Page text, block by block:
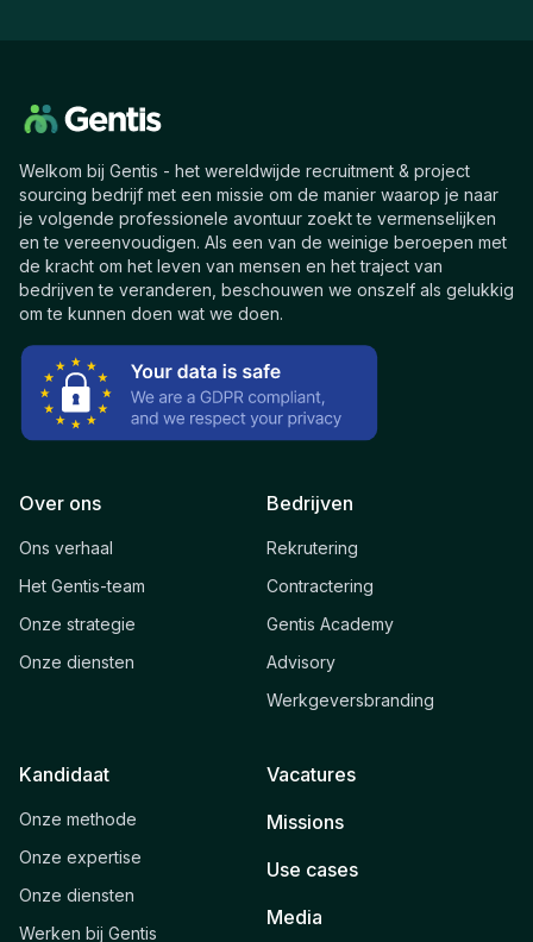
Welkom bij Gentis - het wereldwijde recruitment & project
sourcing bedrijf met een missie om de manier waarop je naar
je volgende professionele avontuur zoekt te vermenselijken
en te vereenvoudigen. Als een van de weinige beroepen met
de kracht om het leven van mensen en het traject van
bedrijven te veranderen, beschouwen we onszelf als gelukkig
om te kunnen doen wat we doen.
Over ons
Ons verhaal
Het Gentis-team
Onze strategie
Onze diensten
Bedrijven
Rekrutering
Contractering
Gentis Academy
Advisory
Werkgeversbranding
Kandidaat
Onze methode
Onze expertise
Onze diensten
Werken bij Gentis
Vacatures
Missions
Use cases
Media